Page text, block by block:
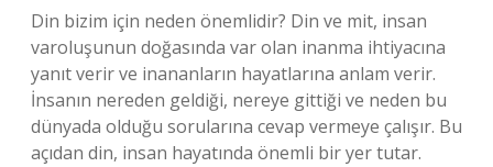
Din bizim için neden önemlidir? Din ve mit, insan
varoluşunun doğasında var olan inanma ihtiyacına
yanıt verir ve inananların hayatlarına anlam verir.
İnsanın nereden geldiği, nereye gittiği ve neden bu
dünyada olduğu sorularına cevap vermeye çalışır. Bu
açıdan din, insan hayatında önemli bir yer tutar.